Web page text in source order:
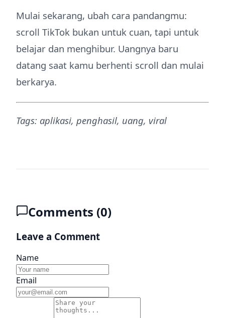
Mulai sekarang, ubah cara pandangmu:
scroll TikTok bukan untuk cuan, tapi untuk
belajar dan menghibur. Uangnya baru
datang saat kamu berhenti scroll dan mulai
berkarya.
Tags: aplikasi, penghasil, uang, viral
Comments (0)
Leave a Comment
Name
Email